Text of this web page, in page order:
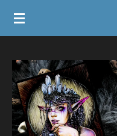
Ga
de
hoofdinhoud